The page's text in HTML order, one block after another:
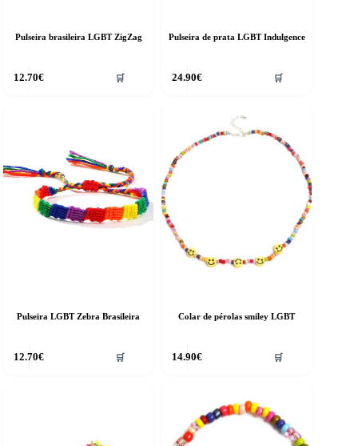
Pulseira brasileira LGBT ZigZag
12.70€ 🛒
Pulseira de prata LGBT Indulgence
24.90€ 🛒
Pulseira LGBT Zebra Brasileira
12.70€ 🛒
Colar de pérolas smiley LGBT
14.90€ 🛒